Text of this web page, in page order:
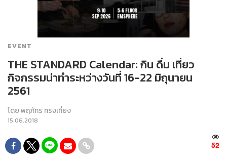
EVENT
THE STANDARD Calendar: กิน ดื่ม เที่ยว
กิจกรรมน่าทำระหว่างวันที่ 16-22 มิถุนายน
2561
โดยพฤภัทร ทรงเที่ยง
15.06.2018
52